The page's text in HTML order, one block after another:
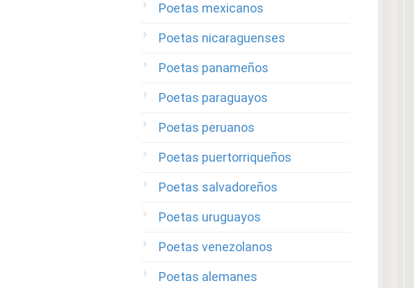
Poetas mexicanos
Poetas nicaraguenses
Poetas panameños
Poetas paraguayos
Poetas peruanos
Poetas puertorriqueños
Poetas salvadoreños
Poetas uruguayos
Poetas venezolanos
Poetas alemanes